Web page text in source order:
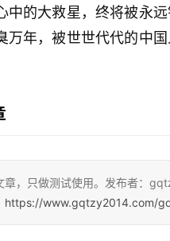
中的大救星，终将被永
万年，被世世代代的中
章，只做测试使用。发布者：
https://www.gqtzy2014.com/